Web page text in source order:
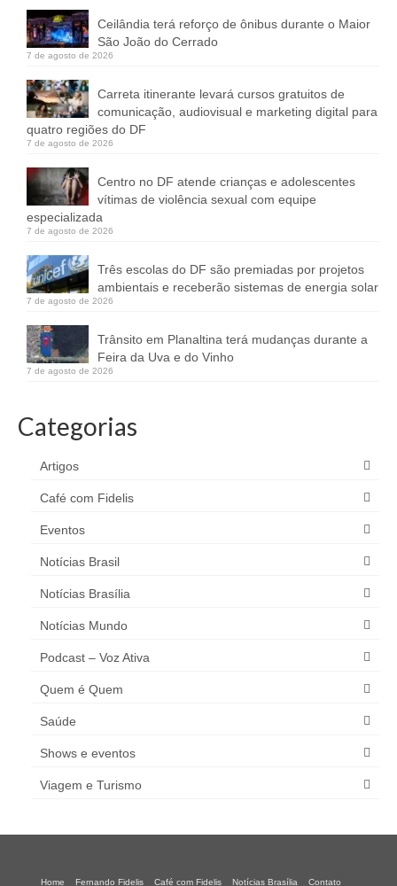
Ceilândia terá reforço de ônibus durante o Maior
São João do Cerrado
7 de agosto de 2026
Carreta itinerante levará cursos gratuitos de
comunicação, audiovisual e marketing digital para
quatro regiões do DF
7 de agosto de 2026
Centro no DF atende crianças e adolescentes
vítimas de violência sexual com equipe
especializada
7 de agosto de 2026
Três escolas do DF são premiadas por projetos
ambientais e receberão sistemas de energia solar
7 de agosto de 2026
Trânsito em Planaltina terá mudanças durante a
Feira da Uva e do Vinho
7 de agosto de 2026
Categorias
Artigos
Café com Fidelis
Eventos
Notícias Brasil
Notícias Brasília
Notícias Mundo
Podcast – Voz Ativa
Quem é Quem
Saúde
Shows e eventos
Viagem e Turismo
Home Fernando Fidelis Café com Fidelis Notícias Brasília Contato